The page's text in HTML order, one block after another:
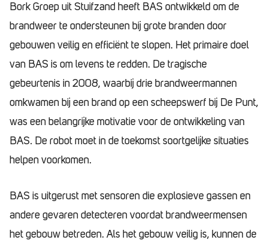
Bork Groep uit Stuifzand heeft BAS ontwikkeld om de
brandweer te ondersteunen bij grote branden door
gebouwen veilig en efficiënt te slopen. Het primaire doel
van BAS is om levens te redden. De tragische
gebeurtenis in 2008, waarbij drie brandweermannen
omkwamen bij een brand op een scheepswerf bij De Punt,
was een belangrijke motivatie voor de ontwikkeling van
BAS. De robot moet in de toekomst soortgelijke situaties
helpen voorkomen.
BAS is uitgerust met sensoren die explosieve gassen en
andere gevaren detecteren voordat brandweermensen
het gebouw betreden. Als het gebouw veilig is, kunnen de